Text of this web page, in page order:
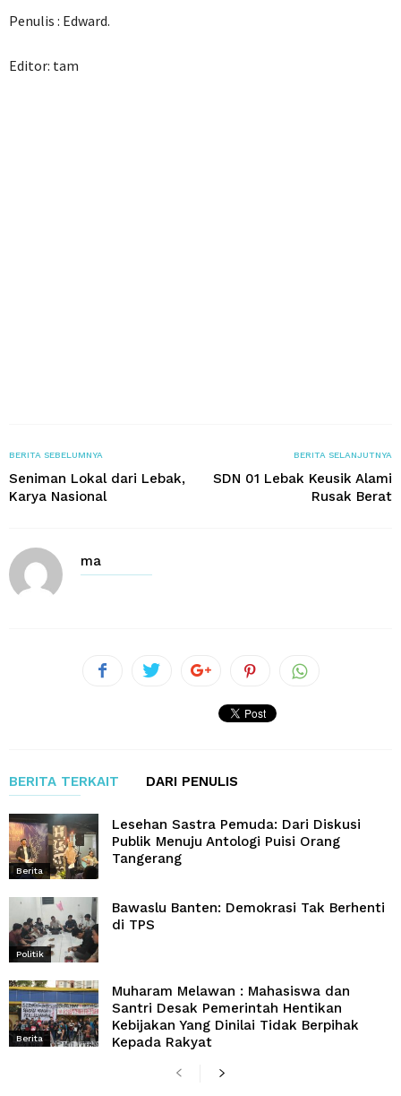
Penulis : Edward.
Editor: tam
BERITA SEBELUMNYA
Seniman Lokal dari Lebak,
Karya Nasional
BERITA SELANJUTNYA
SDN 01 Lebak Keusik Alami
Rusak Berat
ma
BERITA TERKAIT DARI PENULIS
Berita
Lesehan Sastra Pemuda: Dari Diskusi
Publik Menuju Antologi Puisi Orang
Tangerang
Politik
Bawaslu Banten: Demokrasi Tak Berhenti
di TPS
Berita
Muharam Melawan : Mahasiswa dan
Santri Desak Pemerintah Hentikan
Kebijakan Yang Dinilai Tidak Berpihak
Kepada Rakyat